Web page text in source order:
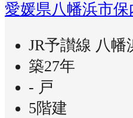
愛媛県八幡浜市保
JR予讃線 八幡
築27年
- 戸
5階建